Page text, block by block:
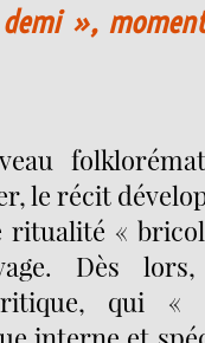
»,
le récit
ritualité «
Dès lors,
qui «